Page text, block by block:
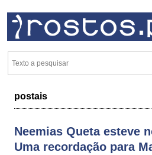
postais
Neemias Queta esteve
Uma recordação para